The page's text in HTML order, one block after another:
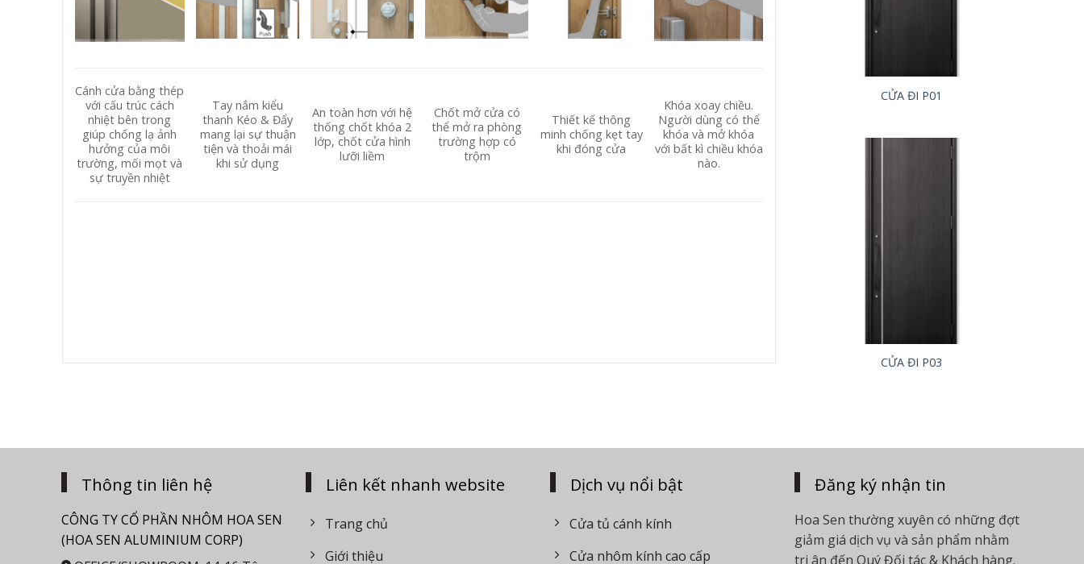
Cánh cửa bằng thép
với cấu trúc cách
nhiệt bên trong
giúp chống lạ ảnh
hưởng của môi
trường, mối mọt và
sự truyền nhiệt
Tay nắm kiểu
thanh Kéo & Đẩy
mang lại sự thuận
tiện và thoải mái
khi sử dụng
An toàn hơn với hệ
thống chốt khóa 2
lớp, chốt cửa hình
lưỡi liềm
Chốt mở cửa có
thể mở ra phòng
trường hợp có
trộm
Thiết kế thông
minh chống kẹt tay
khi đóng cửa
Khóa xoay chiều.
Người dùng có thể
khóa và mở khóa
với bất kì chiều khóa
nào.
CỬA ĐI P01
CỬA ĐI P03
Thông tin liên hệ
CÔNG TY CỔ PHẦN NHÔM HOA SEN
(HOA SEN ALUMINIUM CORP)
Liên kết nhanh website
Trang chủ
Giới thiệu
Dịch vụ nổi bật
Cửa tủ cánh kính
Cửa nhôm kính cao cấp
Đăng ký nhận tin
Hoa Sen thường xuyên có những đợt
giảm giá dịch vụ và sản phẩm nhằm
tri ân đến Quý Đối tác & Khách hàng.